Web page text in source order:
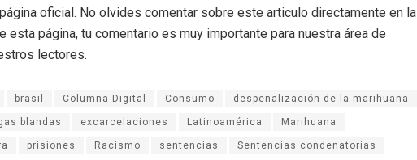
oficial. No olvides comentar sobre este articulo directamente en la
esta página, tu comentario es muy importante para nuestra área de
lectores.
brasil Columna Digital Consumo despenalización de la marihuana
blandas excarcelaciones Latinoamérica Marihuana
prisiones Racismo sentencias Sentencias condenatorias